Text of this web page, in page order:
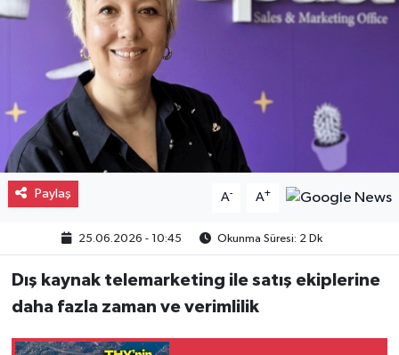
Paylaş A- A+
25.06.2026 - 10:45 Okunma Süresi: 2 Dk
Dış kaynak telemarketing ile satış ekiplerine
daha fazla zaman ve verimlilik